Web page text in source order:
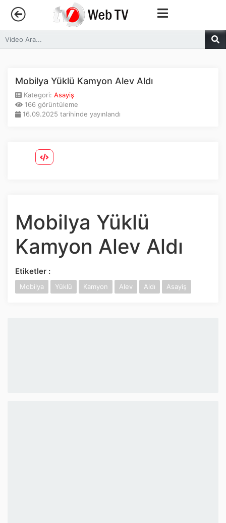
Anasayfa
Canlı Yayın
Sosyal Medya
Google Play
Mobilya Yüklü Kamyon Alev Aldı
Kategori: Asayiş
166 görüntüleme
16.09.2025 tarihinde yayınlandı
Mobilya Yüklü
Kamyon Alev Aldı
Etiketler :
Mobilya Yüklü Kamyon Alev Aldı Asayiş